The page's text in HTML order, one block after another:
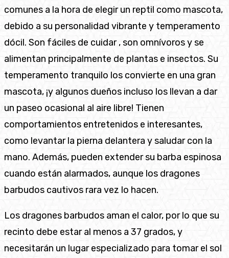
comunes a la hora de elegir un reptil como mascota,
debido a su personalidad vibrante y temperamento
dócil. Son fáciles de cuidar , son omnívoros y se
alimentan principalmente de plantas e insectos. Su
temperamento tranquilo los convierte en una gran
mascota, ¡y algunos dueños incluso los llevan a dar
un paseo ocasional al aire libre! Tienen
comportamientos entretenidos e interesantes,
como levantar la pierna delantera y saludar con la
mano. Además, pueden extender su barba espinosa
cuando están alarmados, aunque los dragones
barbudos cautivos rara vez lo hacen.
Los dragones barbudos aman el calor, por lo que su
recinto debe estar al menos a 37 grados, y
necesitarán un lugar especializado para tomar el sol